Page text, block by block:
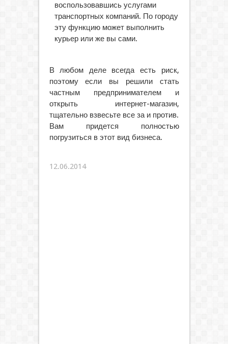
воспользовавшись услугами
транспортных компаний. По городу
эту функцию может выполнить
курьер или же вы сами.
В любом деле всегда есть риск,
поэтому если вы решили стать
частным предпринимателем и
открыть интернет-магазин,
тщательно взвесьте все за и против.
Вам придется полностью
погрузиться в этот вид бизнеса.
12.06.2014